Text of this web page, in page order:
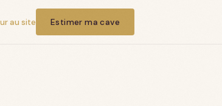
au site Estimer ma cave